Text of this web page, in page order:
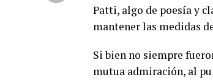
Patti, algo de poesía y
mantener las medidas
Si bien no siempre
mutua admiración, al